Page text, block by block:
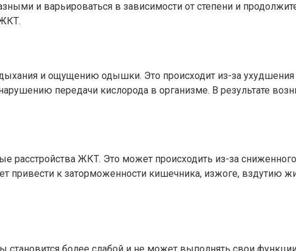
и варьироваться в зависимости от степени и
и ощущению одышки. Это происходит из-за
передачи кислорода в организме. В результате
расстройства ЖКТ. Это может происходить из-за
к заторможенности кишечника, изжоге, вздутию